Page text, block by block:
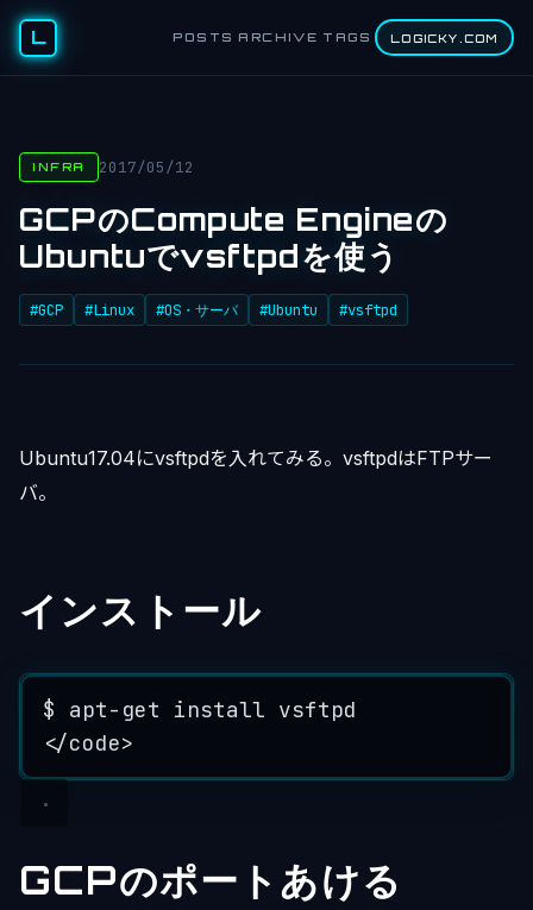
L POSTS ARCHIVE TAGS LOGICKY.COM
INFRA 2017/05/12
GCPのCompute Engineの
Ubuntuでvsftpdを使う
#GCP #Linux #OS・サーバ #Ubuntu #vsftpd
Ubuntu17.04にvsftpdを入れてみる。vsftpdはFTPサー
バ。
インストール
$ apt- get install vsftpd
</code>
GCPのポートあける